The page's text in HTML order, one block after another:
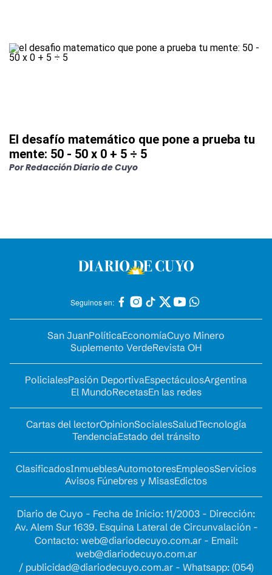
El desafío matemático que pone a prueba tu
mente: 50 - 50 x 0 + 5 ÷ 5
PorRedacción Diario de Cuyo
Seguinos en:
San JuanPolíticaEconomíaCuyo Minero
Suplemento VerdeRevista OH
PolicialesPasión DeportivaEspectáculosArgentina
El MundoRecetasEn las redes
Cartas del lectorOpinionSocialesSaludTecnología
TendenciaEstado del tránsito
ClasificadosInmueblesAutomotoresEmpleosServicios
Avisos Fúnebres y MisasEdictos
Diario de Cuyo - Fecha de Inicio: 11/2003 - Dirección:
Av. Alem Sur 1639. Esquina Lateral de Circunvalación -
Contacto: web@diariodecuyo.com.ar- Email:
web@diariodecuyo.com.ar
/ publicidad@diariodecuyo.com.ar- Whatsapp: (054)